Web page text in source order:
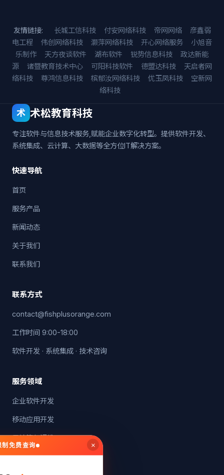
友情链接: 长城工信科技 付安网络科技 帝网网络
彦鑫弱
电工程
伟创网络科技 灏萍网络科技 开心网络服务
小旭音
乐制作
天方夜谈软件 湖布软件 锐势信息科技
政达新能
源
诸暨教育技术中心 可阳科技软件 德盟达科技
天启者网
络科技
尊鸿信息科技 槟郁汝网络科技 优玉凤科技
空新网
络科技
术 术松教育科技
专注软件与信息技术服务,赋能企业数字化转型。提供软件开发、
系统集成、云计算、大数据等全方位IT解决方案。
快速导航
首页
服务产品
新闻动态
关于我们
联系我们
联系方式
contact@fishplusorange.com
工作时间 9:00-18:00
软件开发 · 系统集成 · 技术咨询
服务领域
企业软件开发
移动应用开发
云计算与运维
系统集成
×
免费查询